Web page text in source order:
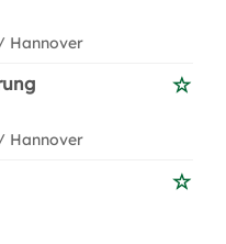
Hannover
Hannover